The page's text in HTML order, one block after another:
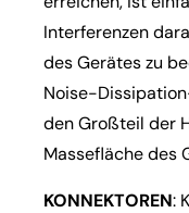
Interferenzen
des Gerätes zu
Noise-
den Großteil der
Massefläche des
KONNEKTOREN: